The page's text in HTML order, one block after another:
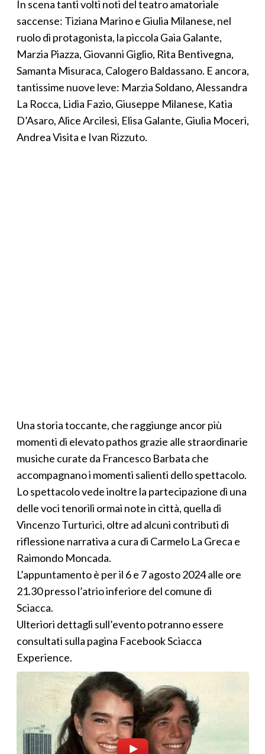
In scena tanti volti noti del teatro amatoriale
saccense: Tiziana Marino e Giulia Milanese, nel
ruolo di protagonista, la piccola Gaia Galante,
Marzia Piazza, Giovanni Giglio, Rita Bentivegna,
Samanta Misuraca, Calogero Baldassano. E ancora,
tantissime nuove leve: Marzia Soldano, Alessandra
La Rocca, Lidia Fazio, Giuseppe Milanese, Katia
D’Asaro, Alice Arcilesi, Elisa Galante, Giulia Moceri,
Andrea Visita e Ivan Rizzuto.
Una storia toccante, che raggiunge ancor più
momenti di elevato pathos grazie alle straordinarie
musiche curate da Francesco Barbata che
accompagnano i momenti salienti dello spettacolo.
Lo spettacolo vede inoltre la partecipazione di una
delle voci tenorili ormai note in città, quella di
Vincenzo Turturici, oltre ad alcuni contributi di
riflessione narrativa a cura di Carmelo La Greca e
Raimondo Moncada.
L’appuntamento è per il 6 e 7 agosto 2024 alle ore
21.30 presso l’atrio inferiore del comune di
Sciacca.
Ulteriori dettagli sull’evento potranno essere
consultati sulla pagina Facebook Sciacca
Experience.